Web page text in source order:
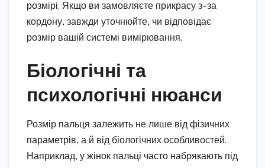
розмірі. Якщо ви замовляєте прикрасу з-за
кордону, завжди уточнюйте, чи відповідає
розмір вашій системі вимірювання.
Біологічні та
психологічні нюанси
Розмір пальця залежить не лише від фізичних
параметрів, а й від біологічних особливостей.
Наприклад, у жінок пальці часто набрякають під